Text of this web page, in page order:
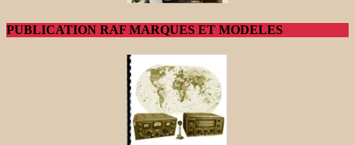
PUBLICATION RAF MARQUES ET MODELES